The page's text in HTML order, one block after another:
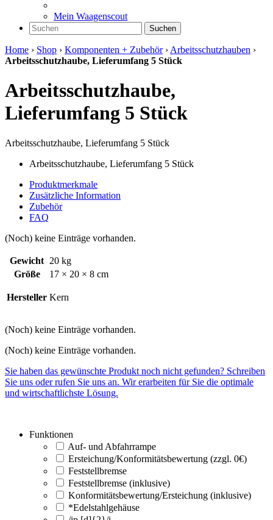
Mein Waagenscout
Suchen
Home › Shop › Komponenten + Zubehör› Arbeitsschutzhauben ›
Arbeitsschutzhaube, Lieferumfang 5 Stück
Arbeitsschutzhaube,
Lieferumfang 5 Stück
Arbeitsschutzhaube, Lieferumfang 5 Stück
Arbeitsschutzhaube, Lieferumfang 5 Stück
Produktmerkmale
Zusätzliche Information
Zubehör
FAQ
(Noch) keine Einträge vorhanden.
Gewicht 20 kg
Größe
17 × 20 × 8 cm
Hersteller Kern
(Noch) keine Einträge vorhanden.
(Noch) keine Einträge vorhanden.
Sie haben das gewünschte Produkt noch nicht gefunden? Schreiben
Sie uns oder rufen Sie uns an. Wir erarbeiten für Sie die optimale
und wirtschaftlichste Lösung.
Funktionen
Auf- und Abfahrrampe
Ersteichung/Konformitätsbewertung (zzgl. 0€)
Feststellbremse
Feststellbremse (inklusive)
Konformitätsbewertung/Ersteichung (inklusive)
*Edelstahlgehäuse